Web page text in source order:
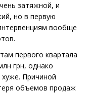
затяжной, и
но в первую
вообще
первого квартала
грн, однако
хуже. Причиной
объемов продаж